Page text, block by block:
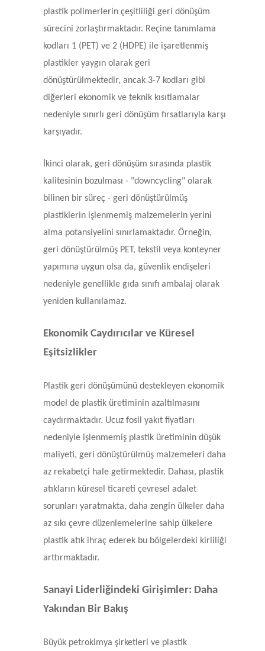
plastik polimerlerin çeşitliliği geri dönüşüm
sürecini zorlaştırmaktadır. Reçine tanımlama
kodları 1 (PET) ve 2 (HDPE) ile işaretlenmiş
plastikler yaygın olarak geri
dönüştürülmektedir, ancak 3-7 kodları gibi
diğerleri ekonomik ve teknik kısıtlamalar
nedeniyle sınırlı geri dönüşüm fırsatlarıyla karşı
karşıyadır.
İkinci olarak, geri dönüşüm sırasında plastik
kalitesinin bozulması - "downcycling" olarak
bilinen bir süreç - geri dönüştürülmüş
plastiklerin işlenmemiş malzemelerin yerini
alma potansiyelini sınırlamaktadır. Örneğin,
geri dönüştürülmüş PET, tekstil veya konteyner
yapımına uygun olsa da, güvenlik endişeleri
nedeniyle genellikle gıda sınıfı ambalaj olarak
yeniden kullanılamaz.
Ekonomik Caydırıcılar ve Küresel
Eşitsizlikler
Plastik geri dönüşümünü destekleyen ekonomik
model de plastik üretiminin azaltılmasını
caydırmaktadır. Ucuz fosil yakıt fiyatları
nedeniyle işlenmemiş plastik üretiminin düşük
maliyeti, geri dönüştürülmüş malzemeleri daha
az rekabetçi hale getirmektedir. Dahası, plastik
atıkların küresel ticareti çevresel adalet
sorunları yaratmakta, daha zengin ülkeler daha
az sıkı çevre düzenlemelerine sahip ülkelere
plastik atık ihraç ederek bu bölgelerdeki kirliliği
arttırmaktadır.
Sanayi Liderliğindeki Girişimler: Daha
Yakından Bir Bakış
Büyük petrokimya şirketleri ve plastik